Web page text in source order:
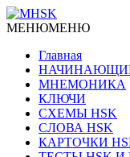
МЕНЮМЕНЮ
Главная
МНЕМОНИКА
КЛЮЧИ
СХЕМЫ HSK
СЛОВА HSK
КАРТОЧКИ